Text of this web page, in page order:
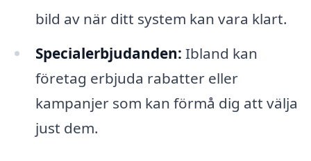
bild av när ditt system kan vara klart.
Specialerbjudanden: Ibland kan
företag erbjuda rabatter eller
kampanjer som kan förmå dig att välja
just dem.